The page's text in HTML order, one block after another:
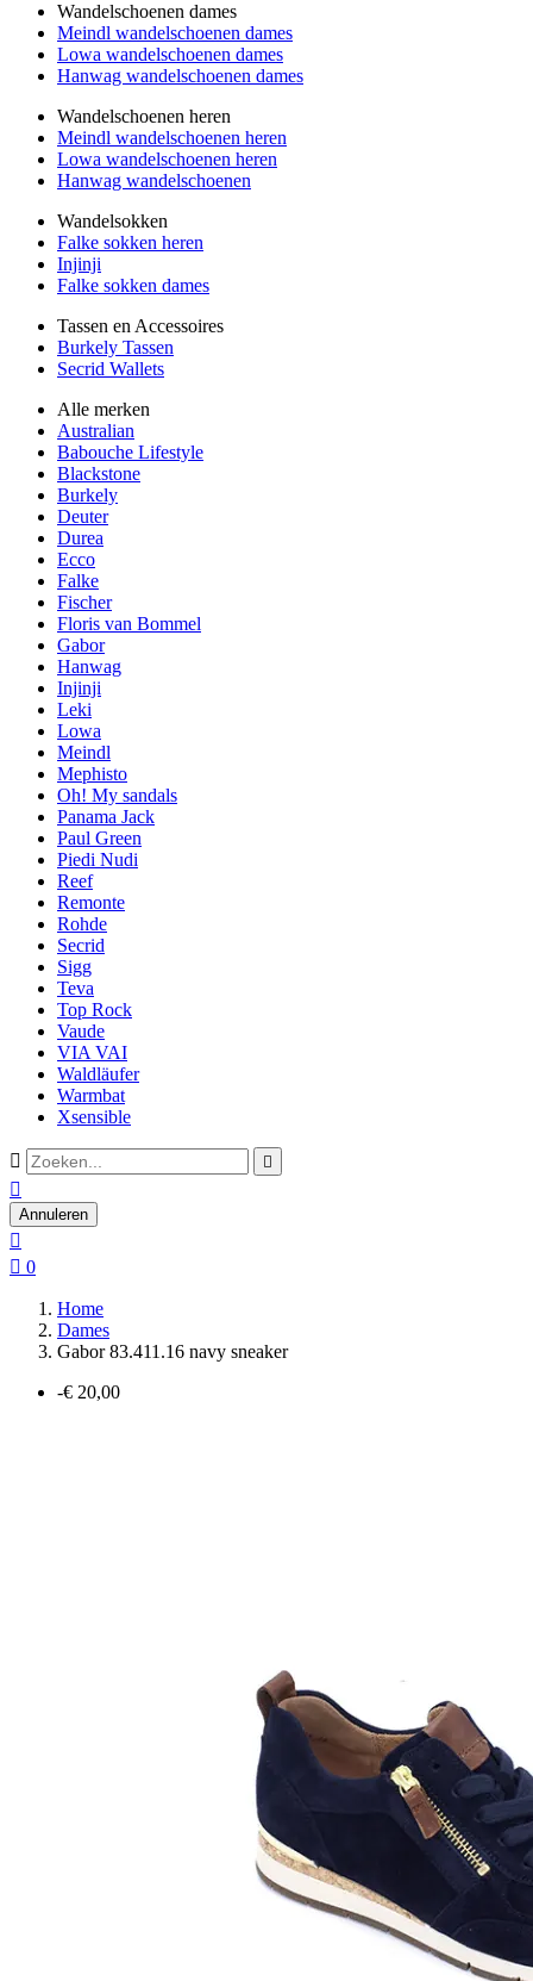
Wandelschoenen dames
Meindl wandelschoenen dames
Lowa wandelschoenen dames
Hanwag wandelschoenen dames
Wandelschoenen heren
Meindl wandelschoenen heren
Lowa wandelschoenen heren
Hanwag wandelschoenen
Wandelsokken
Falke sokken heren
Injinji
Falke sokken dames
Tassen en Accessoires
Burkely Tassen
Secrid Wallets
Alle merken
Australian
Babouche Lifestyle
Blackstone
Burkely
Deuter
Durea
Ecco
Falke
Fischer
Floris van Bommel
Gabor
Hanwag
Injinji
Leki
Lowa
Meindl
Mephisto
Oh! My sandals
Panama Jack
Paul Green
Piedi Nudi
Reef
Remonte
Rohde
Secrid
Sigg
Teva
Top Rock
Vaude
VIA VAI
Waldläufer
Warmbat
Xsensible
 

Annuleren

 0
Home
Dames
Gabor 83.411.16 navy sneaker
-€ 20,00